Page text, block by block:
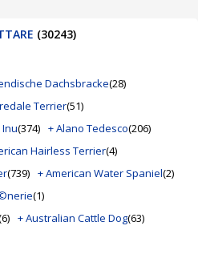
(30243)
Dachsbracke(28)
Terrier(51)
Inu(374) + Alano Tedesco(206)
Hairless Terrier(4)
(739) + American Water Spaniel(2)
(1)
+ Australian Cattle Dog(63)